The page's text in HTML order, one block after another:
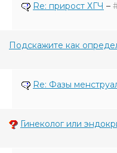
Re: прирост ХГЧ –
Подскажите как
Re: Фазы
Гинеколог или